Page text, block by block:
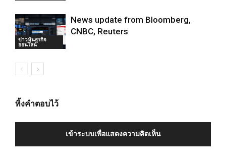
ข่าวหุ้นธุรกิจ
ออนไลน์
News update from Bloomberg,
CNBC, Reuters
ทิ้งคำตอบไว้
เข้าระบบเพื่อแสดงความคิดเห็น